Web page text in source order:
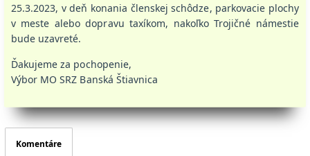
25.3.2023, v deň konania členskej schôdze, parkovacie plochy
v meste alebo dopravu taxíkom, nakoľko Trojičné námestie
bude uzavreté.
Ďakujeme za pochopenie,
Výbor MO SRZ Banská Štiavnica
Komentáre